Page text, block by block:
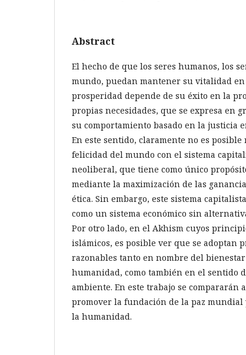
Abstract
El hecho de que los seres humanos, los
mundo, puedan mantener su vitalidad
prosperidad depende de su éxito en la
propias necesidades, que se expresa en
su comportamiento basado en la justicia
En este sentido, claramente no es
felicidad del mundo con el sistema
neoliberal, que tiene como único
mediante la maximización de las
ética. Sin embargo, este sistema
como un sistema económico sin
Por otro lado, en el Akhism cuyos
islámicos, es posible ver que se adoptan
razonables tanto en nombre del
humanidad, como también en el sentido
ambiente. En este trabajo se compararán
promover la fundación de la paz
la humanidad.